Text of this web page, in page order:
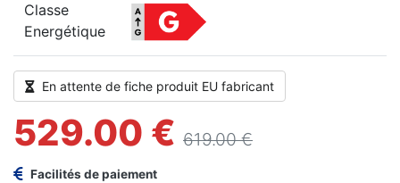
Classe
Energétique
En attente de fiche produit EU fabricant
529.00 € 619.00 €
Facilités de paiement